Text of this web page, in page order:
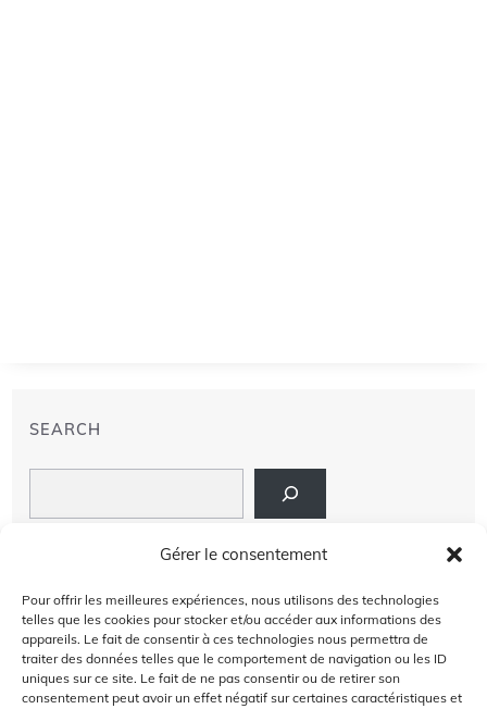
Gérer le consentement
Pour offrir les meilleures expériences, nous utilisons des technologies
telles que les cookies pour stocker et/ou accéder aux informations des
appareils. Le fait de consentir à ces technologies nous permettra de
traiter des données telles que le comportement de navigation ou les ID
uniques sur ce site. Le fait de ne pas consentir ou de retirer son
consentement peut avoir un effet négatif sur certaines caractéristiques et
SEARCH
À PROPOS DE NOUS
AVIS DE NON-RESPONSABILITÉ